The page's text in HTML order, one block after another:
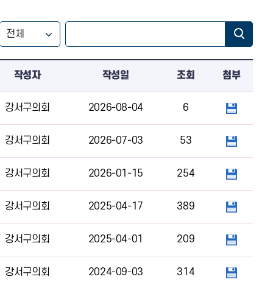
작성자 작성일 조회 첨부
강서구의회 2026-08-04 6
강서구의회 2026-07-03 53
강서구의회 2026-01-15 254
강서구의회 2025-04-17 389
강서구의회 2025-04-01 209
강서구의회 2024-09-03 314